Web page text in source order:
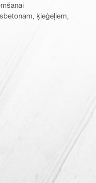
ķieģeļiem,